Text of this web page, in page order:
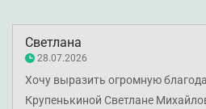
Светлана
28.07.2026
Хочу выразить огромную
Крупенькиной Светлане